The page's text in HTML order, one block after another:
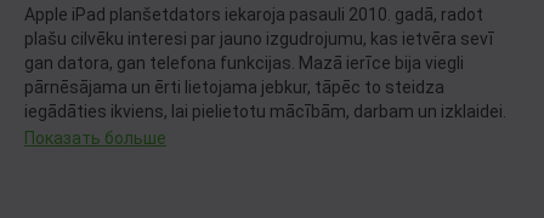
Apple iPad planšetdators iekaroja pasauli 2010. gadā, radot
plašu cilvēku interesi par jauno izgudrojumu, kas ietvēra sevī
gan datora, gan telefona funkcijas. Mazā ierīce bija viegli
pārnēsājama un ērti lietojama jebkur, tāpēc to steidza
iegādāties ikviens, lai pielietotu mācībām, darbam un izklaidei.
Показать больше